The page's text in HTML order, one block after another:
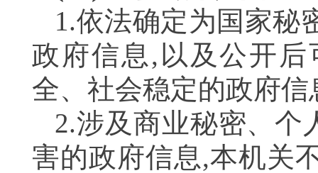
1.依法确定为国家秘
政府信息,以及公开
全、社会稳定的政府
2.涉及商业秘密、个
害的政府信息,本机关